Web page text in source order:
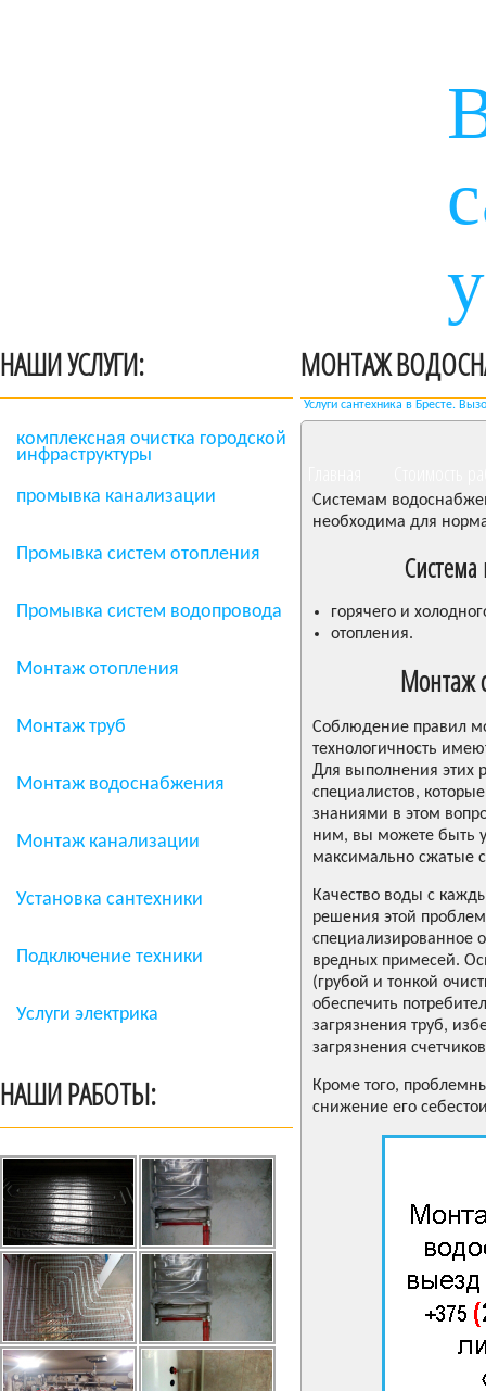
Услуги сантехника в Бресте.
НАШИ УСЛУГИ:
комплексная очистка городской
инфраструктуры
промывка канализации
Промывка систем отопления
Промывка систем водопровода
Монтаж отопления
Монтаж труб
Монтаж водоснабжения
Монтаж канализации
Установка сантехники
Подключение техники
Услуги электрика
НАШИ РАБОТЫ:
МОНТАЖ
Системам
необходима для
Система
горячего и
отопления.
Монтаж
Соблюдение правил
технологичность
Для выполнения этих
специалистов,
знаниями в этом
ним, вы можете быть
максимально сжатые
Качество воды с
решения этой
специализированное
вредных примесей.
(грубой и тонкой
обеспечить
загрязнения труб,
загрязнения
Кроме того,
снижение его